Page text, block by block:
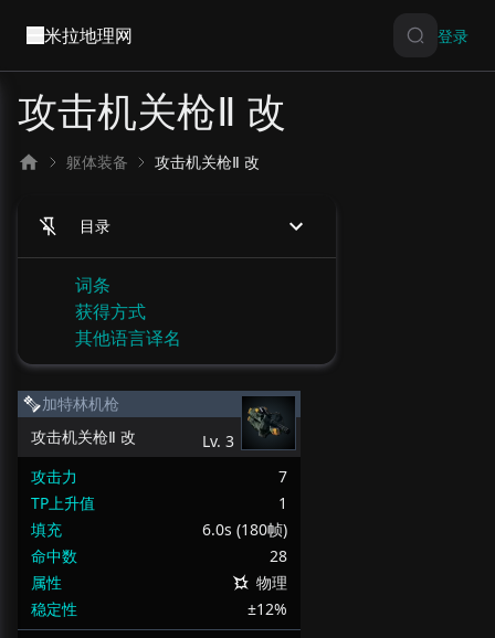
米拉地理网 登录
攻击机关枪Ⅱ 改
躯体装备 攻击机关枪Ⅱ 改
目录
词条
获得方式
其他语言译名
加特林机枪
攻击机关枪Ⅱ 改
Lv. 3
攻击力
7
TP上升值
1
填充
6.0s (180帧)
命中数
28
属性
物理
稳定性
±12%